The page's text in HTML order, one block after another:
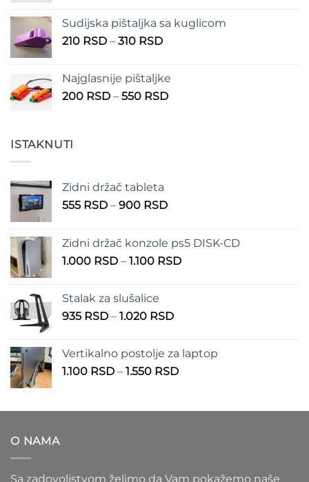
Sudijska pištaljka sa kuglicom
210 RSD – 310 RSDRaspon
210 RSD
do
Najglasnije pištaljke
200 RSD – 550 RSDRaspon
ISTAKNUTI
Zidni držač tableta
555 RSD – 900 RSDRaspon
555 RSD
do
Zidni držač konzole ps5 DISK-CD
1.000 RSD – 1.100 RSDRaspon
Stalak za slušalice
935 RSD – 1.020 RSDRaspon
935 RSD
do
Vertikalno postolje za laptop
1.100 RSD – 1.550 RSDRaspon
1.100 RSD
O NAMA
Sa zadovoljstvom želimo da Vam pokažemo naše